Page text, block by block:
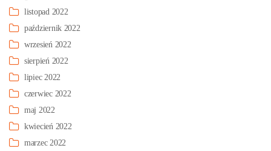
listopad 2022
październik 2022
wrzesień 2022
sierpień 2022
lipiec 2022
czerwiec 2022
maj 2022
kwiecień 2022
marzec 2022